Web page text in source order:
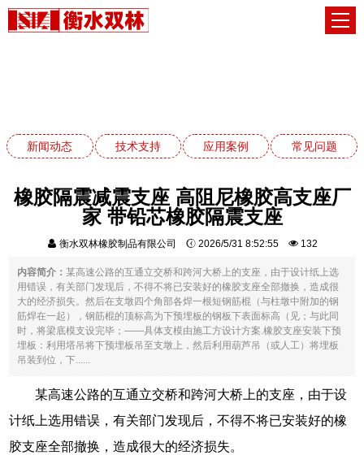
新闻动态 技术支持 应用案例 常见问题
橡胶隔震减震支座 高阻尼橡胶高支座厂
家 带铅芯橡胶隔震支座
衡水双林橡胶制品有限公司 2026/5/31 8:52:55 132
内容简介：某高速公路的互通立交桥和跨河大桥上的支座，由于设计纸上选
用错误，有关部门发现后，不得不将已安装好的橡胶支座全部撤换，造成很
大的经济损失。然后在支墩四个角部各焊一根短钢筋棍（与柱墩中附加的钢
筋焊在一起），钢筋棍的顶标高为下预埋板的钢板下表面标高（见；与此同
时，将梁底模支设完毕；——具体支模由施工方设计方案.橡胶支座安装下预
埋板：利用塔吊将下预埋板吊至支墩上，然后利用葫芦吊（或人工）将埋板
吊装到位，下......
某高速公路的互通立交桥和跨河大桥上的支座，由于设
计纸上选用错误，有关部门发现后，不得不将已安装好的橡
胶支座全部撤换，造成很大的经济损失。